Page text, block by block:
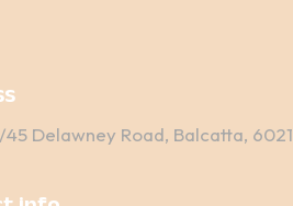
Delawney Road, Balcatta, 6021